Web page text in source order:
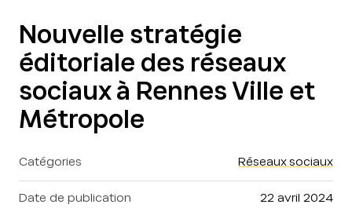
Nouvelle stratégie
éditoriale des réseaux
sociaux à Rennes Ville et
Métropole
Catégories Réseaux sociaux
Date de publication 22 avril 2024